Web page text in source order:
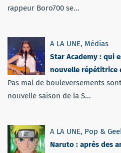
rappeur Boro700 se...
A LA UNE, Médias
Star Academy : qui
nouvelle répétitrice
Pas mal de bouleversements
nouvelle saison de la S...
A LA UNE, Pop &
Naruto : après des